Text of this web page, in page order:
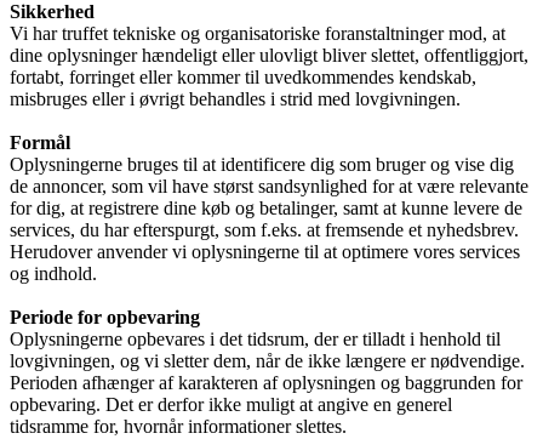
Sikkerhed
Vi har truffet tekniske og organisatoriske foranstaltninger mod, at
dine oplysninger hændeligt eller ulovligt bliver slettet, offentliggjort,
fortabt, forringet eller kommer til uvedkommendes kendskab,
misbruges eller i øvrigt behandles i strid med lovgivningen.
Formål
Oplysningerne bruges til at identificere dig som bruger og vise dig
de annoncer, som vil have størst sandsynlighed for at være relevante
for dig, at registrere dine køb og betalinger, samt at kunne levere de
services, du har efterspurgt, som f.eks. at fremsende et nyhedsbrev.
Herudover anvender vi oplysningerne til at optimere vores services
og indhold.
Periode for opbevaring
Oplysningerne opbevares i det tidsrum, der er tilladt i henhold til
lovgivningen, og vi sletter dem, når de ikke længere er nødvendige.
Perioden afhænger af karakteren af oplysningen og baggrunden for
opbevaring. Det er derfor ikke muligt at angive en generel
tidsramme for, hvornår informationer slettes.